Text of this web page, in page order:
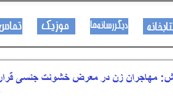
او ادب کتـــــابونه ســــایټــونه